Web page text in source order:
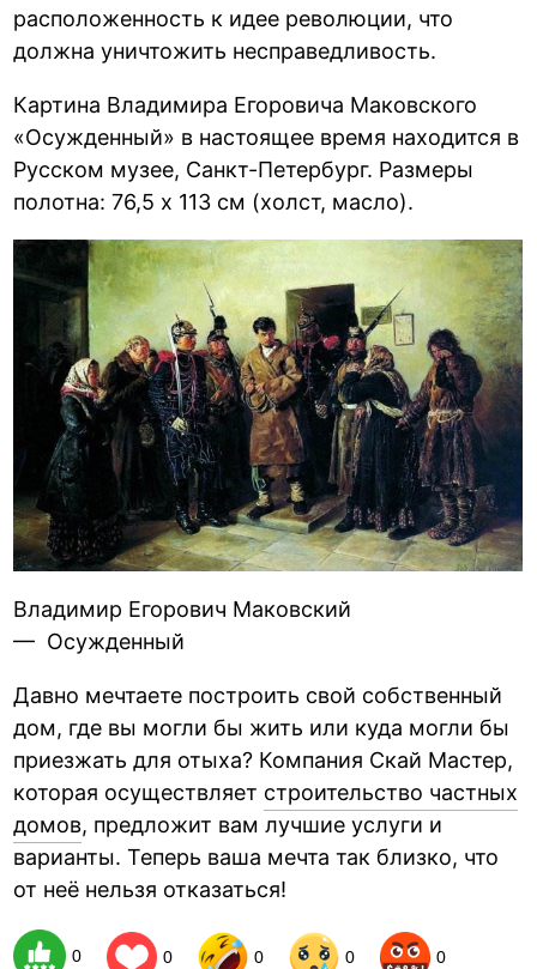
расположенность к идее революции, что
должна уничтожить несправедливость.
Картина Владимира Егоровича Маковского
«Осужденный» в настоящее время находится в
Русском музее, Санкт-Петербург. Размеры
полотна: 76,5 x 113 см (холст, масло).
Владимир Егорович Маковский
— Осужденный
Давно мечтаете построить свой собственный
дом, где вы могли бы жить или куда могли бы
приезжать для отыха? Компания Скай Мастер,
которая осуществляет строительство частных
домов, предложит вам лучшие услуги и
варианты. Теперь ваша мечта так близко, что
от неё нельзя отказаться!
0 0 0 0 0